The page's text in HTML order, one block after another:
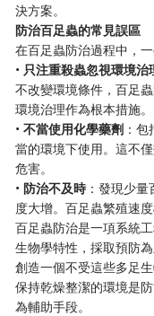
決方案。
防治百足蟲的常見誤區
在百足蟲防治過程中，
• 只注重殺蟲忽視環境治
不改變環境條件，百足
環境治理作為根本措施。
•不當使用化學藥劑 ：
當的環境下使用。這不
危害。
•防治不及時：發現少量
度大增。百足蟲繁殖速
百足蟲防治是一項系統
生物學特性，採取預防
創造一個不受這些多足
保持乾燥整潔的環境是
為輔助手段。